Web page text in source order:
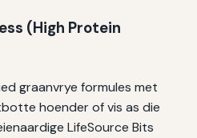
(High Protein
graanvrye formules met
hoender of vis as die
LifeSource Bits